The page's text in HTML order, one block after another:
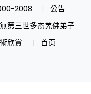
2008
公告
第三世多杰羌佛弟子
欣賞
首页